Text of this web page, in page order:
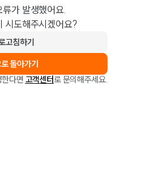
류가 발생했어요.
시도해주시겠어요?
고침하기
돌아가기
다면 고객센터로 문의해주세요.